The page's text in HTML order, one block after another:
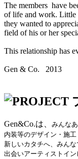
The members have
of life and work. Little
they wanted to
field of his or her
This relationship has
Gen & Co. 2013
Gen&Co.は、 みんな
内装等のデザイン・施
新しいカタチへ、みん
出会いアーティストイ